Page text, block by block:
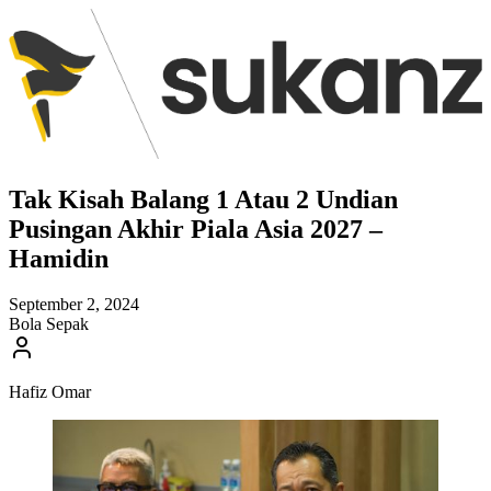
Tak Kisah Balang 1 Atau 2 Undian
Pusingan Akhir Piala Asia 2027 –
Hamidin
September 2, 2024
Bola Sepak
Hafiz Omar